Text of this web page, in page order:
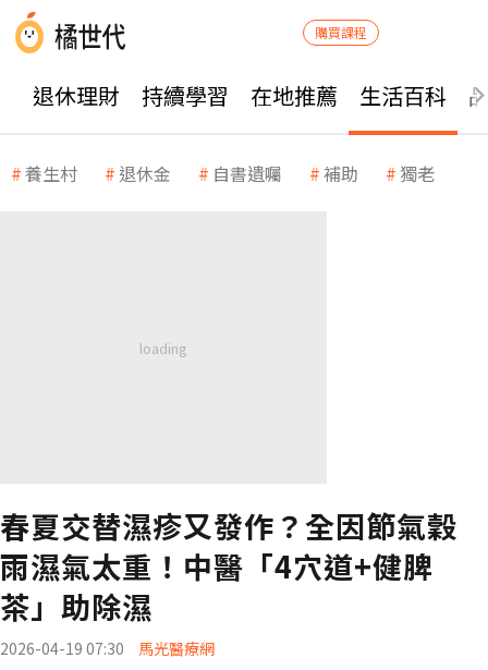
購買課程
退休理財 持續學習 在地推薦 生活百科
養生村 退休金 自書遺囑 補助 獨老
春夏交替濕疹又發作？全因節氣穀
雨濕氣太重！中醫「4穴道+健脾
茶」助除濕
2026-04-19 07:30 馬光醫療網